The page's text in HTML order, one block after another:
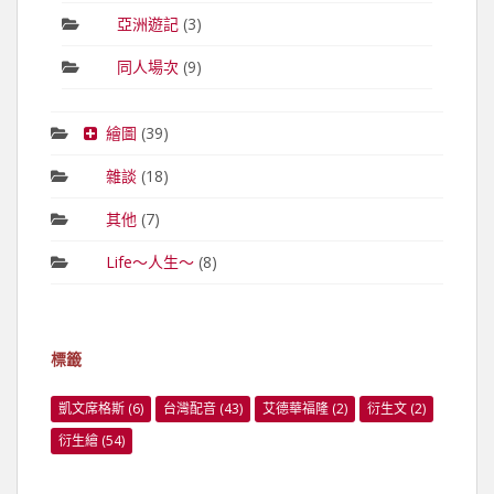
亞洲遊記(3)
同人場次 (9)
繪圖 (39)
雜談 (18)
其他(7)
Life～人生～(8)
標籤
凱文席格斯 (6) 台灣配音 (43) 艾德華福隆 (2) 衍生文 (2)
衍生繪 (54)